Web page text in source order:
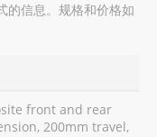
的信息。规格和价格如
front and rear
200mm travel,